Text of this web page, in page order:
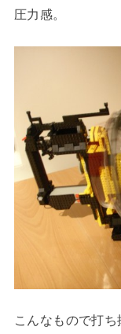
圧力感。
こんなもので打